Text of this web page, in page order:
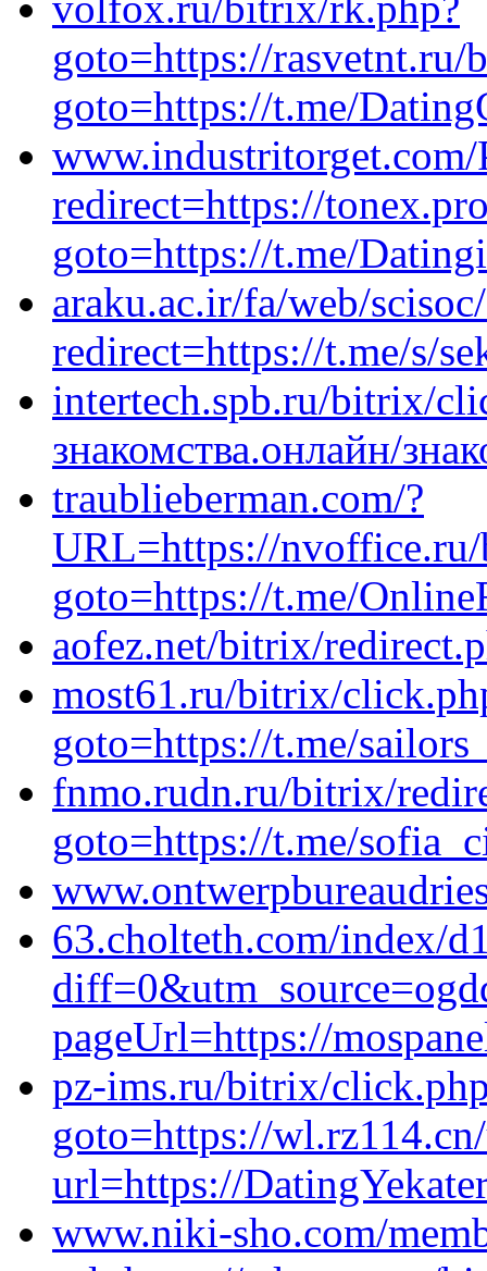
goto=https://
goto=https://t.me/
www.industritorget.com/
redirect=https://
goto=https://t.me/
araku.ac.ir/fa/web/
redirect=https://t.me/s/
intertech.spb.ru/bitrix/
знакомства.онлайн/
traublieberman.com/?
URL=https://
goto=https://t.me/
aofez.net/bitrix/
most61.ru/bitrix/
goto=https://t.me/
fnmo.rudn.ru/bitrix/
goto=https://t.me/
63.cholteth.com/index/
pageUrl=https://
pz-ims.ru/bitrix/
goto=https://
url=https://
www.niki-sho.com/